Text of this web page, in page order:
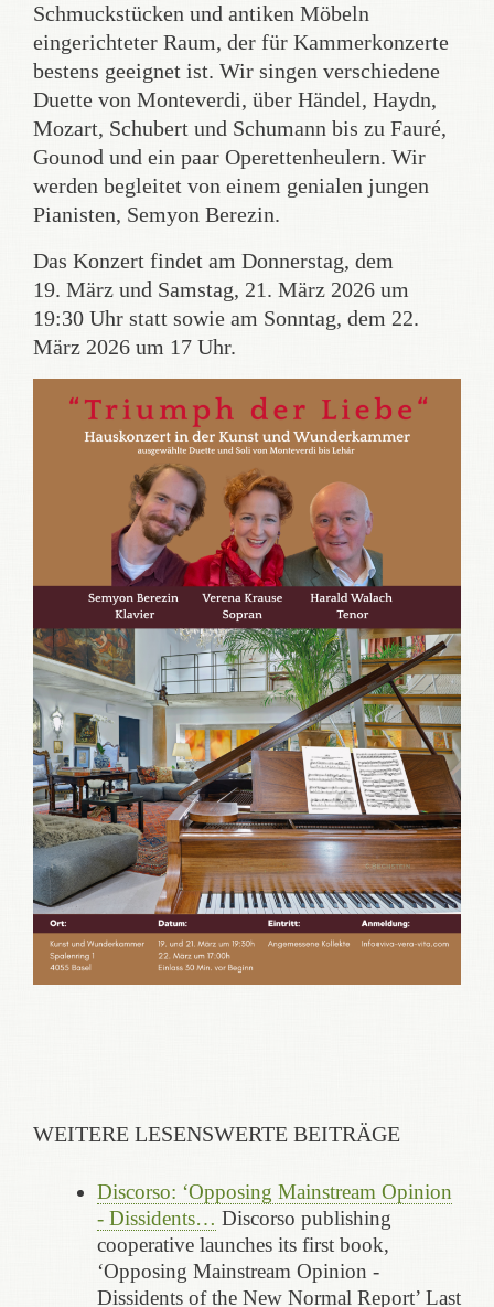
Schmuckstücken und antiken Möbeln
eingerichteter Raum, der für Kammerkonzerte
bestens geeignet ist. Wir singen verschiedene
Duette von Monteverdi, über Händel, Haydn,
Mozart, Schubert und Schumann bis zu Fauré,
Gounod und ein paar Operettenheulern. Wir
werden begleitet von einem genialen jungen
Pianisten, Semyon Berezin.
Das Konzert findet am Donnerstag, dem
19. März und Samstag, 21. März 2026 um
19:30 Uhr statt sowie am Sonntag, dem 22.
März 2026 um 17 Uhr.
WEITERE LESENSWERTE BEITRÄGE
Discorso: ‘Opposing Mainstream Opinion
- Dissidents… Discorso publishing
cooperative launches its first book,
‘Opposing Mainstream Opinion -
Dissidents of the New Normal Report’ Last